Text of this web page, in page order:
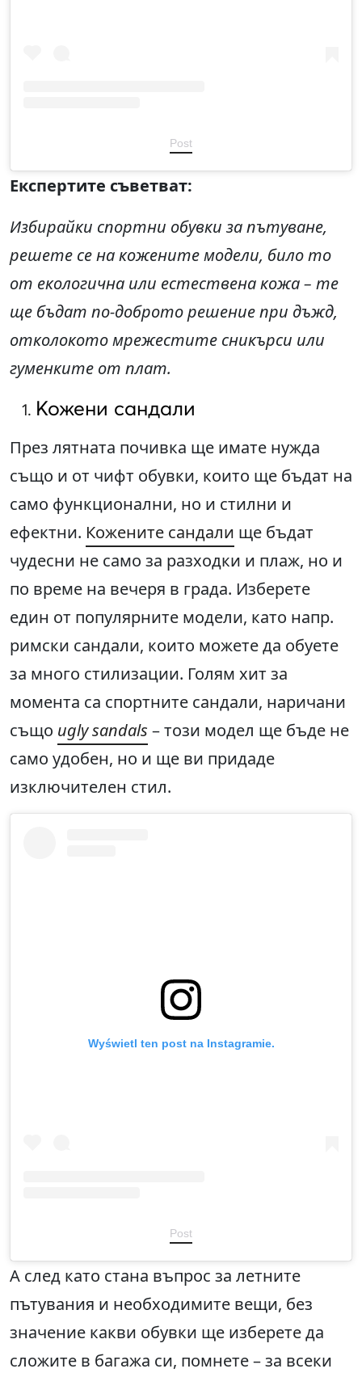
Post
Експертите съветват:
Избирайки спортни обувки за пътуване,
решете се на кожените модели, било то
от екологична или естествена кожа – те
ще бъдат по-доброто решение при дъжд,
отколокото мрежестите сникърси или
гуменките от плат.
Кожени сандали
През лятната почивка ще имате нужда
също и от чифт обувки, които ще бъдат на
само функционални, но и стилни и
ефектни. Кожените сандали ще бъдат
чудесни не само за разходки и плаж, но и
по време на вечеря в града. Изберете
един от популярните модели, като напр.
римски сандали, които можете да обуете
за много стилизации. Голям хит за
момента са спортните сандали, наричани
също ugly sandals – този модел ще бъде не
само удобен, но и ще ви придаде
изключителен стил.
Wyświetl ten post na Instagramie.
Post
А след като стана въпрос за летните
пътувания и необходимите вещи, без
значение какви обувки ще изберете да
сложите в багажа си, помнете – за всеки